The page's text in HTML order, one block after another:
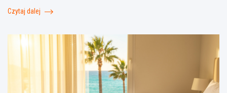
Czytaj dalej